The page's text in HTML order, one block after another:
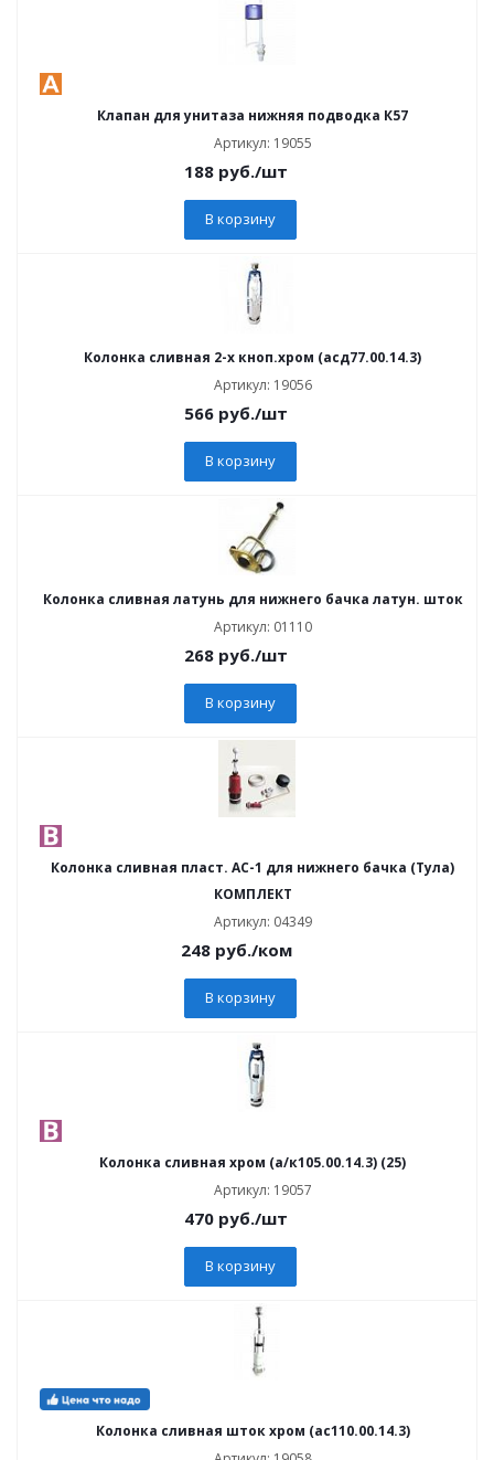
Клапан для унитаза нижняя подводка К57
Артикул: 19055
188 руб./шт
В корзину
Колонка сливная 2-х кноп.хром (асд77.00.14.3)
Артикул: 19056
566 руб./шт
В корзину
Колонка сливная латунь для нижнего бачка латун. шток
Артикул: 01110
268 руб./шт
В корзину
Колонка сливная пласт. АС-1 для нижнего бачка (Тула)
КОМПЛЕКТ
Артикул: 04349
248руб./ком
В корзину
Колонка сливная хром (а/к105.00.14.3) (25)
Артикул: 19057
470 руб./шт
В корзину
Колонка сливная шток хром (ас110.00.14.3)